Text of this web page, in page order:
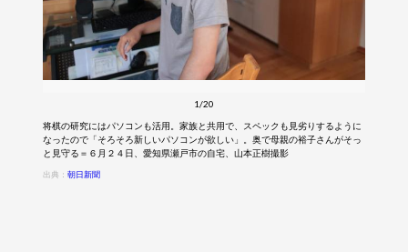
1/20
将棋の研究にはパソコンも活用。家族と共用で、スペックも見劣りするように
なったので「そろそろ新しいパソコンが欲しい」。奥で母親の裕子さんがそっ
と見守る＝６月２４日、愛知県瀬戸市の自宅、山本正樹撮影
出典：朝日新聞